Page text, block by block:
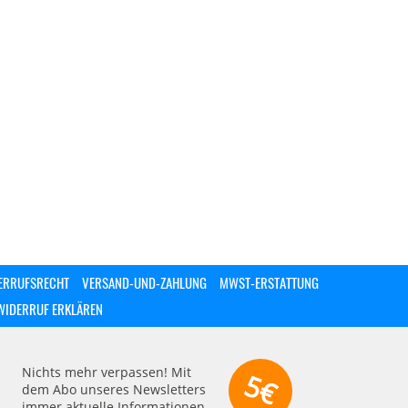
VERSAND-UND-ZAHLUNG
MWST-ERSTATTUNG
ERKLÄREN
5€
Nichts mehr verpassen! Mit
dem Abo unseres Newsletters